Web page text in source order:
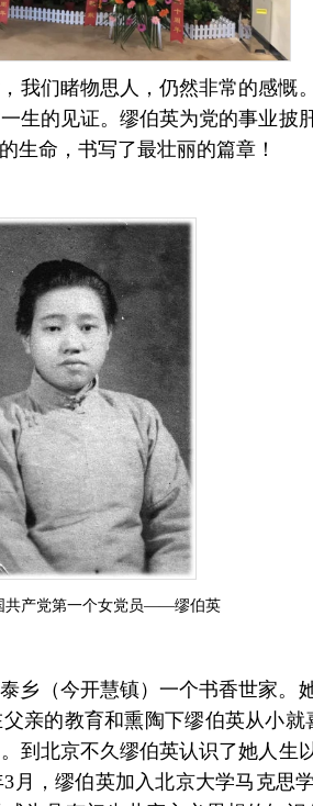
我们睹物思人，仍然非常的感慨
生的见证。缪伯英为党的事业披
生命，书写了最壮丽的篇章！
共产党第一个女党员——缪伯英
乡（今开慧镇）一个书香世家。
亲的教育和熏陶下缪伯英从小就
到北京不久缪伯英认识了她人生
月，缪伯英加入北京大学马克思